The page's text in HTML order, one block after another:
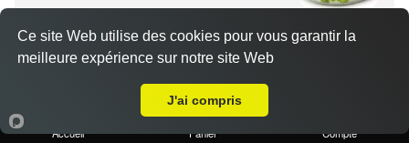
Soupe, salade, riz 6 makis saumon 5 yakitoris (poulet,
boulette de poulet, aile de poulet, boeuf, boeuf from...
Accueil Panier Compte
Ce site Web utilise des cookies pour vous garantir la
meilleure expérience sur notre site Web
J'ai compris